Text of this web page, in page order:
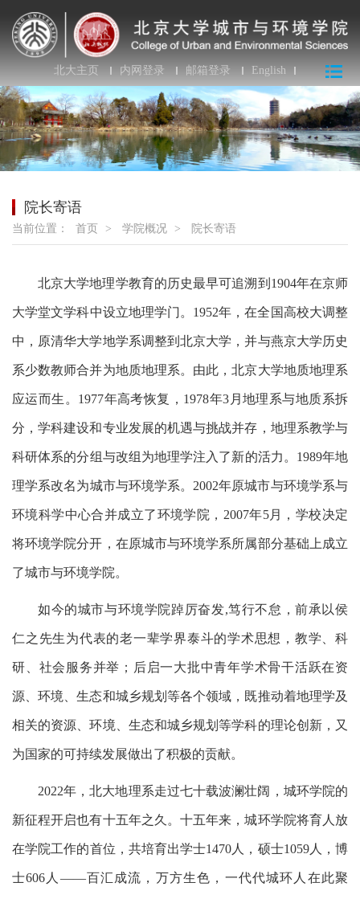
北大主页 内网登录 邮箱登录 English
院长寄语
当前位置： 首页 > 学院概况 > 院长寄语
北京大学地理学教育的历史最早可追溯到1904年在京师
大学堂文学科中设立地理学门。1952年，在全国高校大调整
中，原清华大学地学系调整到北京大学，并与燕京大学历史
系少数教师合并为地质地理系。由此，北京大学地质地理系
应运而生。1977年高考恢复，1978年3月地理系与地质系拆
分，学科建设和专业发展的机遇与挑战并存，地理系教学与
科研体系的分组与改组为地理学注入了新的活力。1989年地
理学系改名为城市与环境学系。2002年原城市与环境学系与
环境科学中心合并成立了环境学院，2007年5月，学校决定
将环境学院分开，在原城市与环境学系所属部分基础上成立
了城市与环境学院。
如今的城市与环境学院踔厉奋发,笃行不怠，前承以侯
仁之先生为代表的老一辈学界泰斗的学术思想，教学、科
研、社会服务并举；后启一大批中青年学术骨干活跃在资
源、环境、生态和城乡规划等各个领域，既推动着地理学及
相关的资源、环境、生态和城乡规划等学科的理论创新，又
为国家的可持续发展做出了积极的贡献。
2022年，北大地理系走过七十载波澜壮阔，城环学院的
新征程开启也有十五年之久。十五年来，城环学院将育人放
在学院工作的首位，共培育出学士1470人，硕士1059人，博
士606人——百汇成流，万方生色，一代代城环人在此聚